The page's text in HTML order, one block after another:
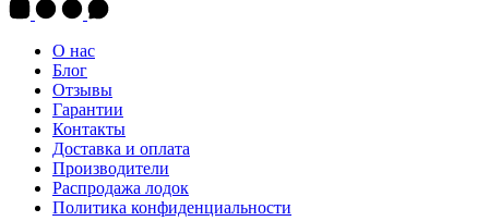
О нас
Блог
Отзывы
Гарантии
Контакты
Доставка и оплата
Производители
Распродажа лодок
Политика конфиденциальности